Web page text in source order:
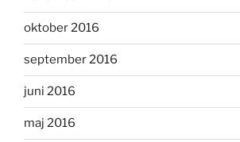
oktober 2016
september 2016
juni 2016
maj 2016